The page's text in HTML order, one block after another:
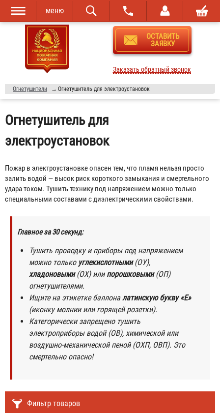
Перейти к
основному
содержанию
Skip to
navigation
меню
ОСТАВИТЬ
ЗАЯВКУ
Заказать обратный звонок
Огнетушители → Огнетушитель для электроустановок
Огнетушитель для
электроустановок
Пожар в электроустановке опасен тем, что пламя нельзя просто
залить водой — высок риск короткого замыкания и смертельного
удара током. Тушить технику под напряжением можно только
специальными составами с диэлектрическими свойствами.
Главное за 30 секунд:
Тушить проводку и приборы под напряжением
можно только углекислотными(ОУ),
хладоновыми(ОХ) или порошковыми(ОП)
огнетушителями.
Ищите на этикетке баллоналатинскую букву «Е»
(иконку молнии или горящей розетки).
Категорически запрещено тушить
электроприборы водой (ОВ), химической или
воздушно-механической пеной (ОХП, ОВП). Это
смертельно опасно!
Фильтр товаров